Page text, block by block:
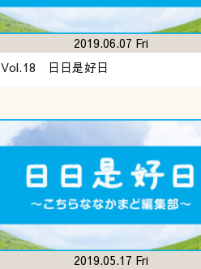
Vol.18 日日是好日
2019.06.07 Fri
2019.05.17 Fri